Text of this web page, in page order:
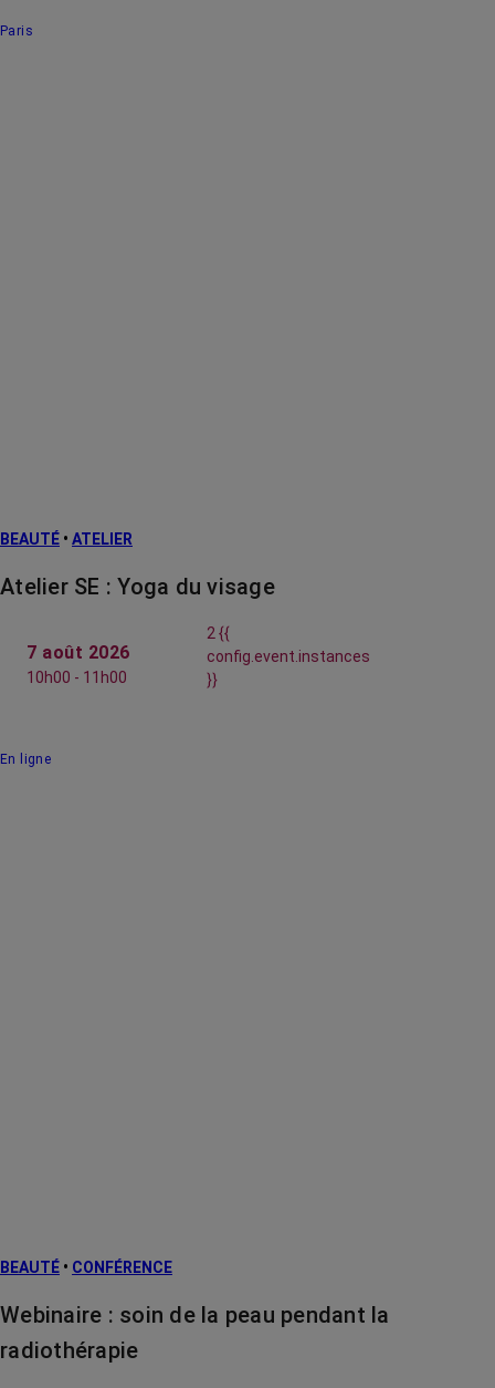
Paris
BEAUTÉ • ATELIER
Atelier SE : Yoga du visage
7 août 2026
10h00 - 11h00
2 {{
config.event.instances
}}
En ligne
BEAUTÉ • CONFÉRENCE
Webinaire : soin de la peau pendant la
radiothérapie